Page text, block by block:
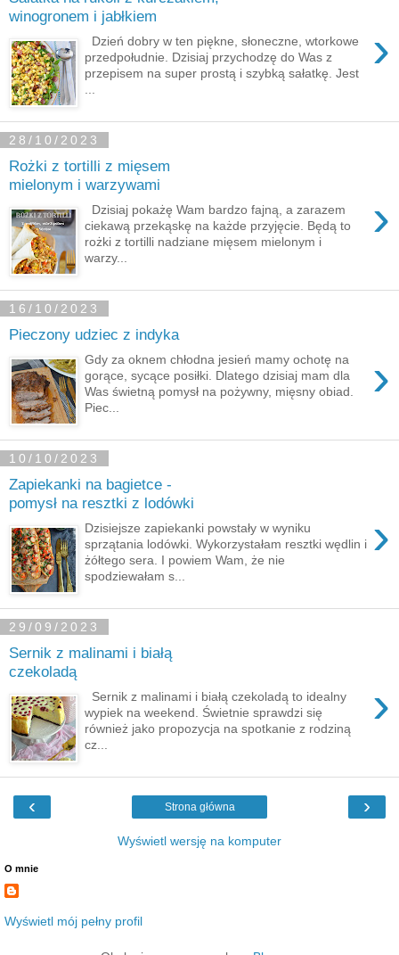
winogronem i jabłkiem
›
Dzień dobry w ten piękne, słoneczne, wtorkowe
przedpołudnie. Dzisiaj przychodzę do Was z
przepisem na super prostą i szybką sałatkę. Jest
...
28/10/2023
Rożki z tortilli z mięsem
mielonym i warzywami
›
Dzisiaj pokażę Wam bardzo fajną, a zarazem
ciekawą przekąskę na każde przyjęcie. Będą to
rożki z tortilli nadziane mięsem mielonym i
warzy...
16/10/2023
Pieczony udziec z indyka
›
Gdy za oknem chłodna jesień mamy ochotę na
gorące, sycące posiłki. Dlatego dzisiaj mam dla
Was świetną pomysł na pożywny, mięsny obiad.
Piec...
10/10/2023
Zapiekanki na bagietce -
pomysł na resztki z lodówki
›
Dzisiejsze zapiekanki powstały w wyniku
sprzątania lodówki. Wykorzystałam resztki wędlin i
żółtego sera. I powiem Wam, że nie
spodziewałam s...
29/09/2023
Sernik z malinami i białą
czekoladą
›
Sernik z malinami i białą czekoladą to idealny
wypiek na weekend. Świetnie sprawdzi się
również jako propozycja na spotkanie z rodziną
cz...
‹ ›
Strona główna
Wyświetl wersję na komputer
O mnie
Wyświetl mój pełny profil